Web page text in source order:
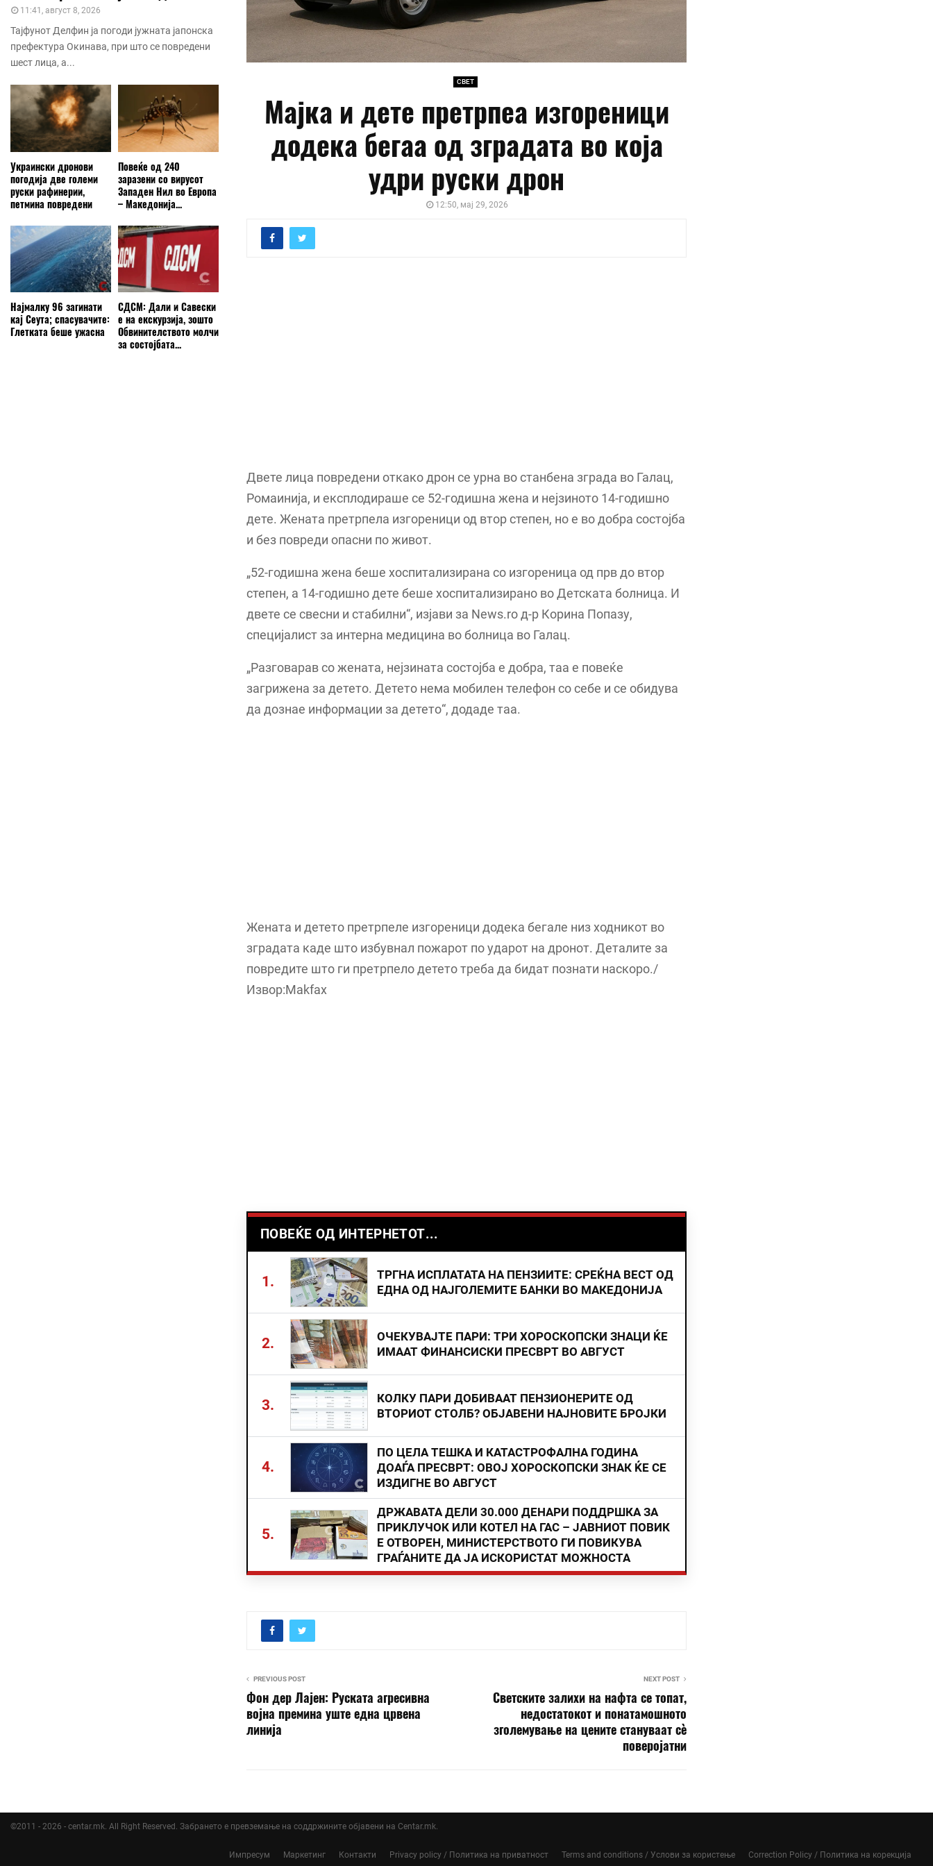
СВЕТ
Мајка и дете претрпеа изгореници
додека бегаа од зградата во која
удри руски дрон
12:50, мај 29, 2026
Двете лица повредени откако дрон се урна во станбена зграда во Галац,
Ромаинија, и експлодираше се 52-годишна жена и нејзиното 14-годишно
дете. Жената претрпела изгореници од втор степен, но е во добра состојба
и без повреди опасни по живот.
„52-годишна жена беше хоспитализирана со изгореница од прв до втор
степен, а 14-годишно дете беше хоспитализирано во Детската болница. И
двете се свесни и стабилни“, изјави за News.ro д-р Корина Попазу,
специјалист за интерна медицина во болница во Галац.
„Разговарав со жената, нејзината состојба е добра, таа е повеќе
загрижена за детето. Детето нема мобилен телефон со себе и се обидува
да дознае информации за детето“, додаде таа.
Жената и детето претрпеле изгореници додека бегале низ ходникот во
зградата каде што избувнал пожарот по ударот на дронот. Деталите за
повредите што ги претрпело детето треба да бидат познати наскоро./
Извор:Makfax
ПОВЕЌЕ ОД ИНТЕРНЕТОТ...
1.
ТРГНА ИСПЛАТАТА НА ПЕНЗИИТЕ: СРЕЌНА ВЕСТ ОД
ЕДНА ОД НАЈГОЛЕМИТЕ БАНКИ ВО МАКЕДОНИЈА
2.
ОЧЕКУВАЈТЕ ПАРИ: ТРИ ХОРОСКОПСКИ ЗНАЦИ ЌЕ
ИМААТ ФИНАНСИСКИ ПРЕСВРТ ВО АВГУСТ
3.
КОЛКУ ПАРИ ДОБИВААТ ПЕНЗИОНЕРИТЕ ОД
ВТОРИОТ СТОЛБ? ОБЈАВЕНИ НАЈНОВИТЕ БРОЈКИ
4.
ПО ЦЕЛА ТЕШКА И КАТАСТРОФАЛНА ГОДИНА
ДОАЃА ПРЕСВРТ: ОВОЈ ХОРОСКОПСКИ ЗНАК ЌЕ СЕ
ИЗДИГНЕ ВО АВГУСТ
5.
ДРЖАВАТА ДЕЛИ 30.000 ДЕНАРИ ПОДДРШКА ЗА
ПРИКЛУЧОК ИЛИ КОТЕЛ НА ГАС – ЈАВНИОТ ПОВИК
Е ОТВОРЕН, МИНИСТЕРСТВОТО ГИ ПОВИКУВА
ГРАЃАНИТЕ ДА ЈА ИСКОРИСТАТ МОЖНОСТА
PREVIOUS POST
Фон дер Лајен: Руската агресивна
војна премина уште една црвена
линија
NEXT POST
Светските залихи на нафта се топат,
недостатокот и понатамошното
зголемување на цените стануваат сè
поверојатни
11:41, август 8, 2026
Тајфунот Делфин ја погоди јужната јапонска
префектура Окинава, при што се повредени
шест лица, а...
Украински дронови
погодија две големи
руски рафинерии,
петмина повредени
Повеќе од 240
заразени со вирусот
Западен Нил во Европа
– Македонија...
Најмалку 96 загинати
кај Сеута; спасувачите:
Глетката беше ужасна
СДСМ: Дали и Савески
е на екскурзија, зошто
Обвинителството молчи
за состојбата...
©2011 - 2026 - centar.mk. All Right Reserved. Забрането е превземање на соддржините објавени на Centar.mk.
Импресум Маркетинг Контакти Privacy policy / Политика на приватност Terms and conditions / Услови за користење Correction Policy / Политика на корекција